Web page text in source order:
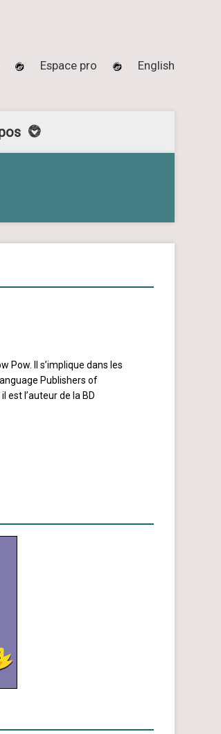
Espace pro English
Pow. Il s’implique dans les
Publishers of
est l’auteur de la BD